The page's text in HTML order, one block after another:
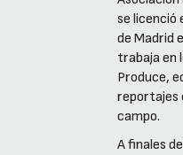
se licenció
de Madrid
trabaja en
Produce,
reportajes
campo.
A finales